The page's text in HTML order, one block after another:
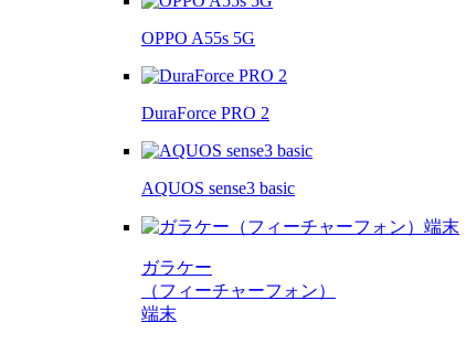
OPPO A55s 5G
DuraForce PRO 2
AQUOS sense3 basic
ガラケー
（フィーチャーフォン）
端末